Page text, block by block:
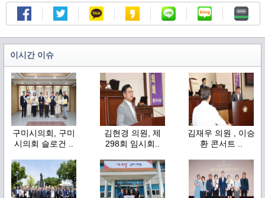
이시간 이슈
구미시의회, 구미
시의회 슬로건 ..
김현경 의원, 제
298회 임시회..
김재우 의원 , 이승
환 콘서트 ..